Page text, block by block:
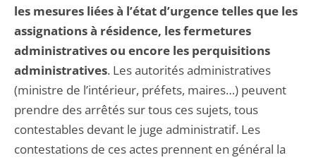
les mesures liées à l’état d’urgence telles que les
assignations à résidence, les fermetures
administratives ou encore les perquisitions
administratives. Les autorités administratives
(ministre de l’intérieur, préfets, maires…) peuvent
prendre des arrêtés sur tous ces sujets, tous
contestables devant le juge administratif. Les
contestations de ces actes prennent en général la